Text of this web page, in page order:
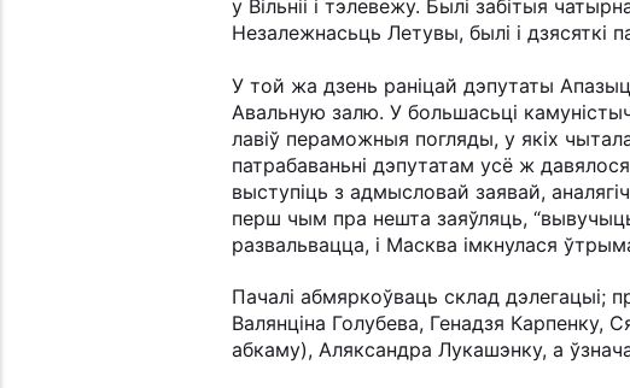
у Вільніі і тэлевежу. Былі забітыя
Незалежнасьць Летувы, былі і дзясяткі
У той жа дзень раніцай дэпутаты
Авальную залю. У большасьці
лавіў пераможныя погляды, у якіх
патрабаваньні дэпутатам усё ж
выступіць з адмысловай заявай,
перш чым пра нешта заяўляць,
развальвацца, і Масква імкнулася
Пачалі абмяркоўваць склад дэлегацыі;
Валянціна Голубева, Генадзя
абкаму), Аляксандра Лукашэнку, а